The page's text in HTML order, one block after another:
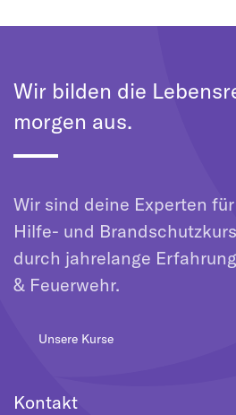
Wir bilden die
morgen aus.
Wir sind deine Experten
Hilfe- und
durch jahrelange
& Feuerwehr.
Unsere Kurse
Kontakt